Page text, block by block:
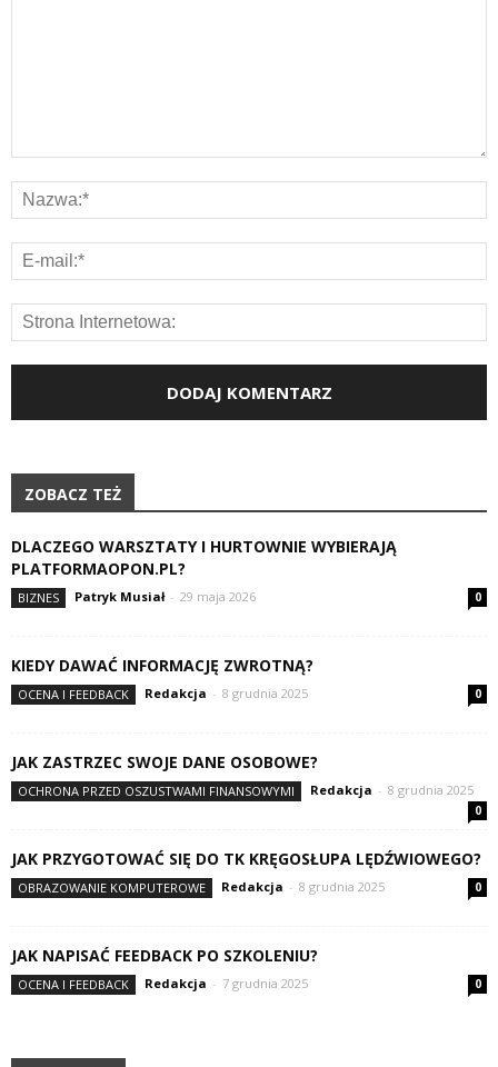
ZOBACZ TEŻ
DLACZEGO WARSZTATY I HURTOWNIE WYBIERAJĄ
PLATFORMAOPON.PL?
BIZNES Patryk Musiał - 29 maja 2026 0
KIEDY DAWAĆ INFORMACJĘ ZWROTNĄ?
OCENA I FEEDBACK Redakcja - 8 grudnia 2025 0
JAK ZASTRZEC SWOJE DANE OSOBOWE?
OCHRONA PRZED OSZUSTWAMI FINANSOWYMI Redakcja - 8 grudnia 2025
0
JAK PRZYGOTOWAĆ SIĘ DO TK KRĘGOSŁUPA LĘDŹWIOWEGO?
OBRAZOWANIE KOMPUTEROWE Redakcja - 8 grudnia 2025 0
JAK NAPISAĆ FEEDBACK PO SZKOLENIU?
OCENA I FEEDBACK Redakcja - 7 grudnia 2025 0